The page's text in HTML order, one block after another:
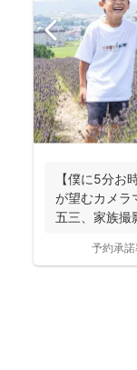
【僕に5分お
が望むカメラ
五三、家族
予約承諾